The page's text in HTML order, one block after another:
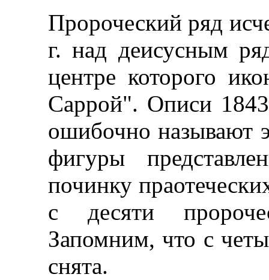
Пророческий ряд
г. над деисусным
центре которого
Саррой". Описи
ошибочно называют
фигуры
починку
с десяти
Запомним, что с
снята.